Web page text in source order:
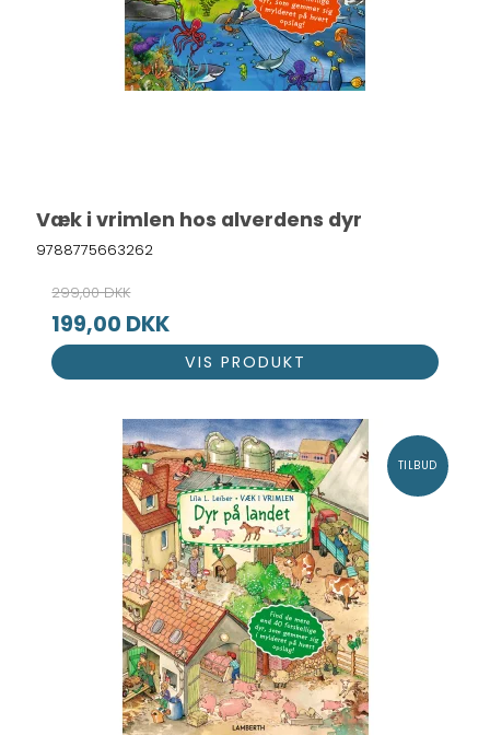
Væk i vrimlen hos alverdens dyr
9788775663262
299,00 DKK
199,00 DKK
VIS PRODUKT
TILBUD